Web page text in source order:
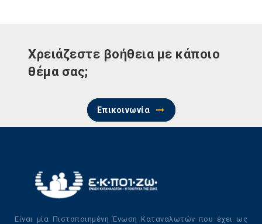
Χρειάζεστε βοήθεια με κάποιο
θέμα σας;
Επικοινωνία
Είναι μία Πιστοποιημένη Ένωση Καταναλωτών που έχει ως